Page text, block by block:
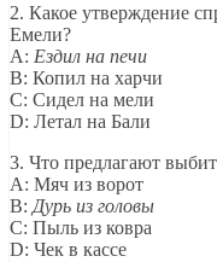
2. Какое утверждение
Емели?
A: Ездил на печи
B: Копил на харчи
C: Сидел на мели
D: Летал на Бали
3. Что предлагают
A: Мяч из ворот
B: Дурь из головы
C: Пыль из ковра
D: Чек в кассе